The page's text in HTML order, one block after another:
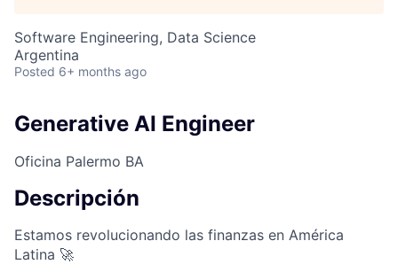
Software Engineering, Data Science
Argentina
Posted 6+ months ago
Generative AI Engineer
Oficina Palermo BA
Descripción
Estamos revolucionando las finanzas en América
Latina 🚀